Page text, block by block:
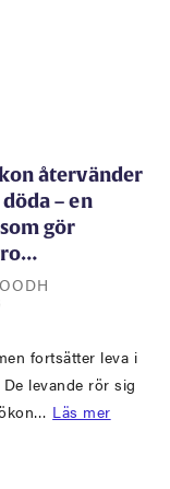
återvänder
– en
gör
fortsätter leva i
levande rör sig
Läs mer